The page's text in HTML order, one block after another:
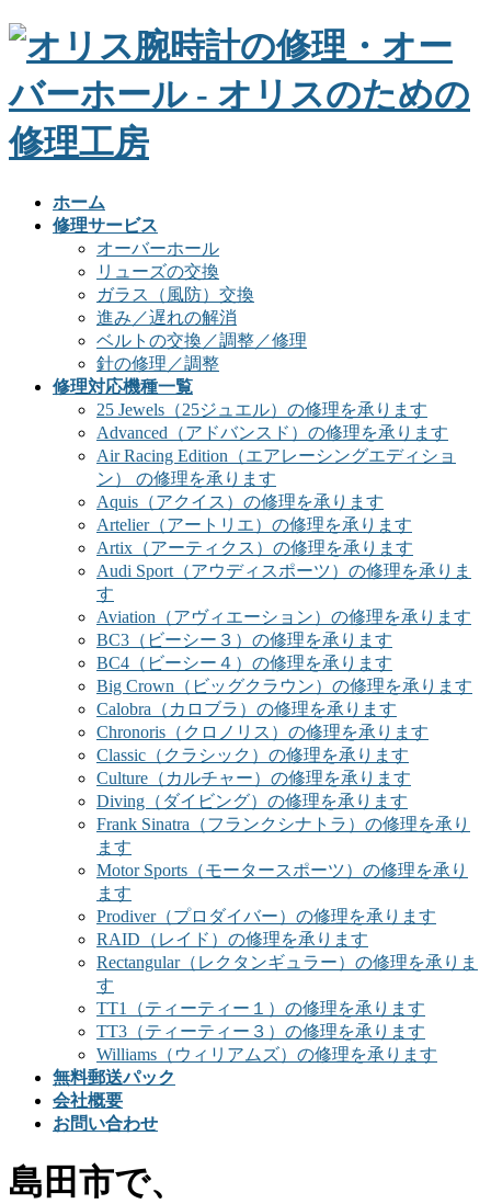
ホーム
修理サービス
オーバーホール
リューズの交換
ガラス（風防）交換
進み／遅れの解消
ベルトの交換／調整／修理
針の修理／調整
修理対応機種一覧
25 Jewels（25ジュエル）の修理を承ります
Advanced（アドバンスド）の修理を承ります
Air Racing Edition（エアレーシングエディショ
ン） の修理を承ります
Aquis（アクイス）の修理を承ります
Artelier（アートリエ）の修理を承ります
Artix（アーティクス）の修理を承ります
Audi Sport（アウディスポーツ）の修理を承りま
す
Aviation（アヴィエーション）の修理を承ります
BC3（ビーシー３）の修理を承ります
BC4（ビーシー４）の修理を承ります
Big Crown（ビッグクラウン）の修理を承ります
Calobra（カロブラ）の修理を承ります
Chronoris（クロノリス）の修理を承ります
Classic（クラシック）の修理を承ります
Culture（カルチャー）の修理を承ります
Diving（ダイビング）の修理を承ります
Frank Sinatra（フランクシナトラ）の修理を承り
ます
Motor Sports（モータースポーツ）の修理を承り
ます
Prodiver（プロダイバー）の修理を承ります
RAID（レイド）の修理を承ります
Rectangular（レクタンギュラー）の修理を承りま
す
TT1（ティーティー１）の修理を承ります
TT3（ティーティー３）の修理を承ります
Williams（ウィリアムズ）の修理を承ります
無料郵送パック
会社概要
お問い合わせ
島田市で、